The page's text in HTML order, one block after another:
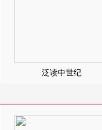
泛读中世纪